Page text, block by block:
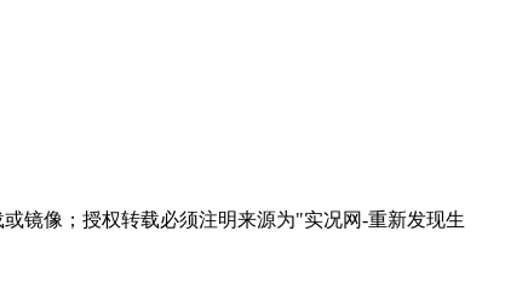
镜像；授权转载必须注明来源为"实况网-重新发现生